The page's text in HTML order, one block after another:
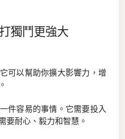
獨鬥更強大
可以幫助你擴大影響力，增
件容易的事情。它需要投入
要耐心、毅力和智慧。